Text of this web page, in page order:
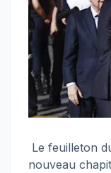
Le feuilleton
nouveau